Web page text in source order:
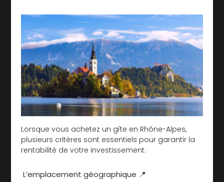
Lorsque vous achetez un gîte en Rhône-Alpes,
plusieurs critères sont essentiels pour garantir la
rentabilité de votre investissement.
L’emplacement géographique 📍